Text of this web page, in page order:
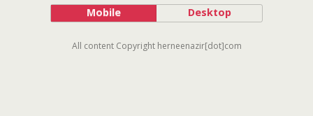
Mobile Desktop
All content Copyright herneenazir[dot]com